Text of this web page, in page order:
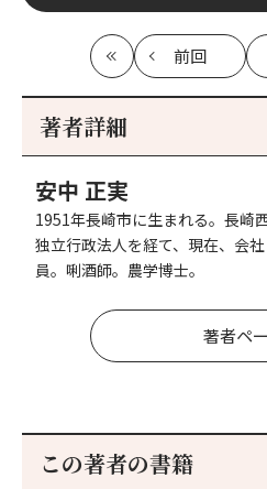
最
初
前回
記
著者詳細
安中 正実
1951年長崎市に生まれる。長崎
独立行政法人を経て、現在、会社
員。唎酒師。農学博士。
著者ペ
この著者の書籍